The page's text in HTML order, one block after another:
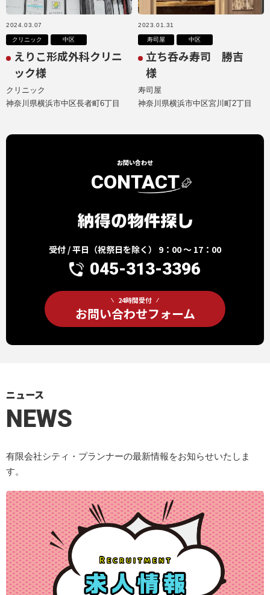
2024.03.07
クリニック 中区
えりこ形成外科クリニ
ック様
クリニック
神奈川県横浜市中区長者町6丁目
2023.01.31
寿司屋 中区
立ち呑み寿司 勝吉
様
寿司屋
神奈川県横浜市中区宮川町2丁目
お問い合わせ
CONTACT
受付 / 平日（祝祭日を除く） 9：00 ～ 17：00
045-313-3396
24時間受付
お問い合わせフォーム
ニュース
NEWS
有限会社シティ・プランナーの最新情報をお知らせいたしま
す。